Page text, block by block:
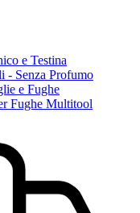
e Testina
- Senza Profumo
e Fughe
Fughe Multitool